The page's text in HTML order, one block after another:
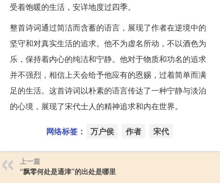
受着饱暖的生活，安详地度过四季。
整首诗词通过简洁而含蓄的语言，展现了作者在逆境中的
坚守和对真实生活的追求。他不为虚名所动，不以酒色为
乐，保持着内心的纯洁和宁静。他对于物质和功名的追求
并不强烈，相信上天会给予他应有的恩赐，过着简单而满
足的生活。这首诗词以朴素的语言传达了一种宁静与淡泊
的心境，展现了宋代士人的精神追求和内在世界。
网络标签： 万户侯 作者 宋代
上一篇
“飘零何处是通津”的出处是哪里